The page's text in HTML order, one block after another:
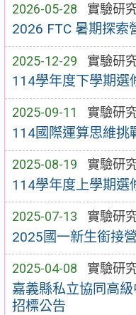
2026-05-28 實驗研
2026 FTC 暑期探索
2025-12-29 實驗研
114學年度下學期選
2025-09-11 實驗研
114國際運算思維挑
2025-08-19 實驗研
114學年度上學期選
2025-07-13 實驗研
2025國一新生銜接
2025-04-08 實驗研
嘉義縣私立協同高
招標公告